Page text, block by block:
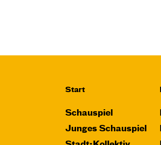
Start
Schauspiel
Junges Schauspiel